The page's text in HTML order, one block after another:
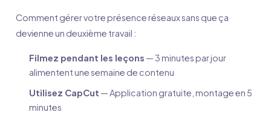
Comment gérer votre présence réseaux sans que ça
devienne un deuxième travail :
Filmez pendant les leçons — 3 minutes par jour
alimentent une semaine de contenu
Utilisez CapCut — Application gratuite, montage en 5
minutes